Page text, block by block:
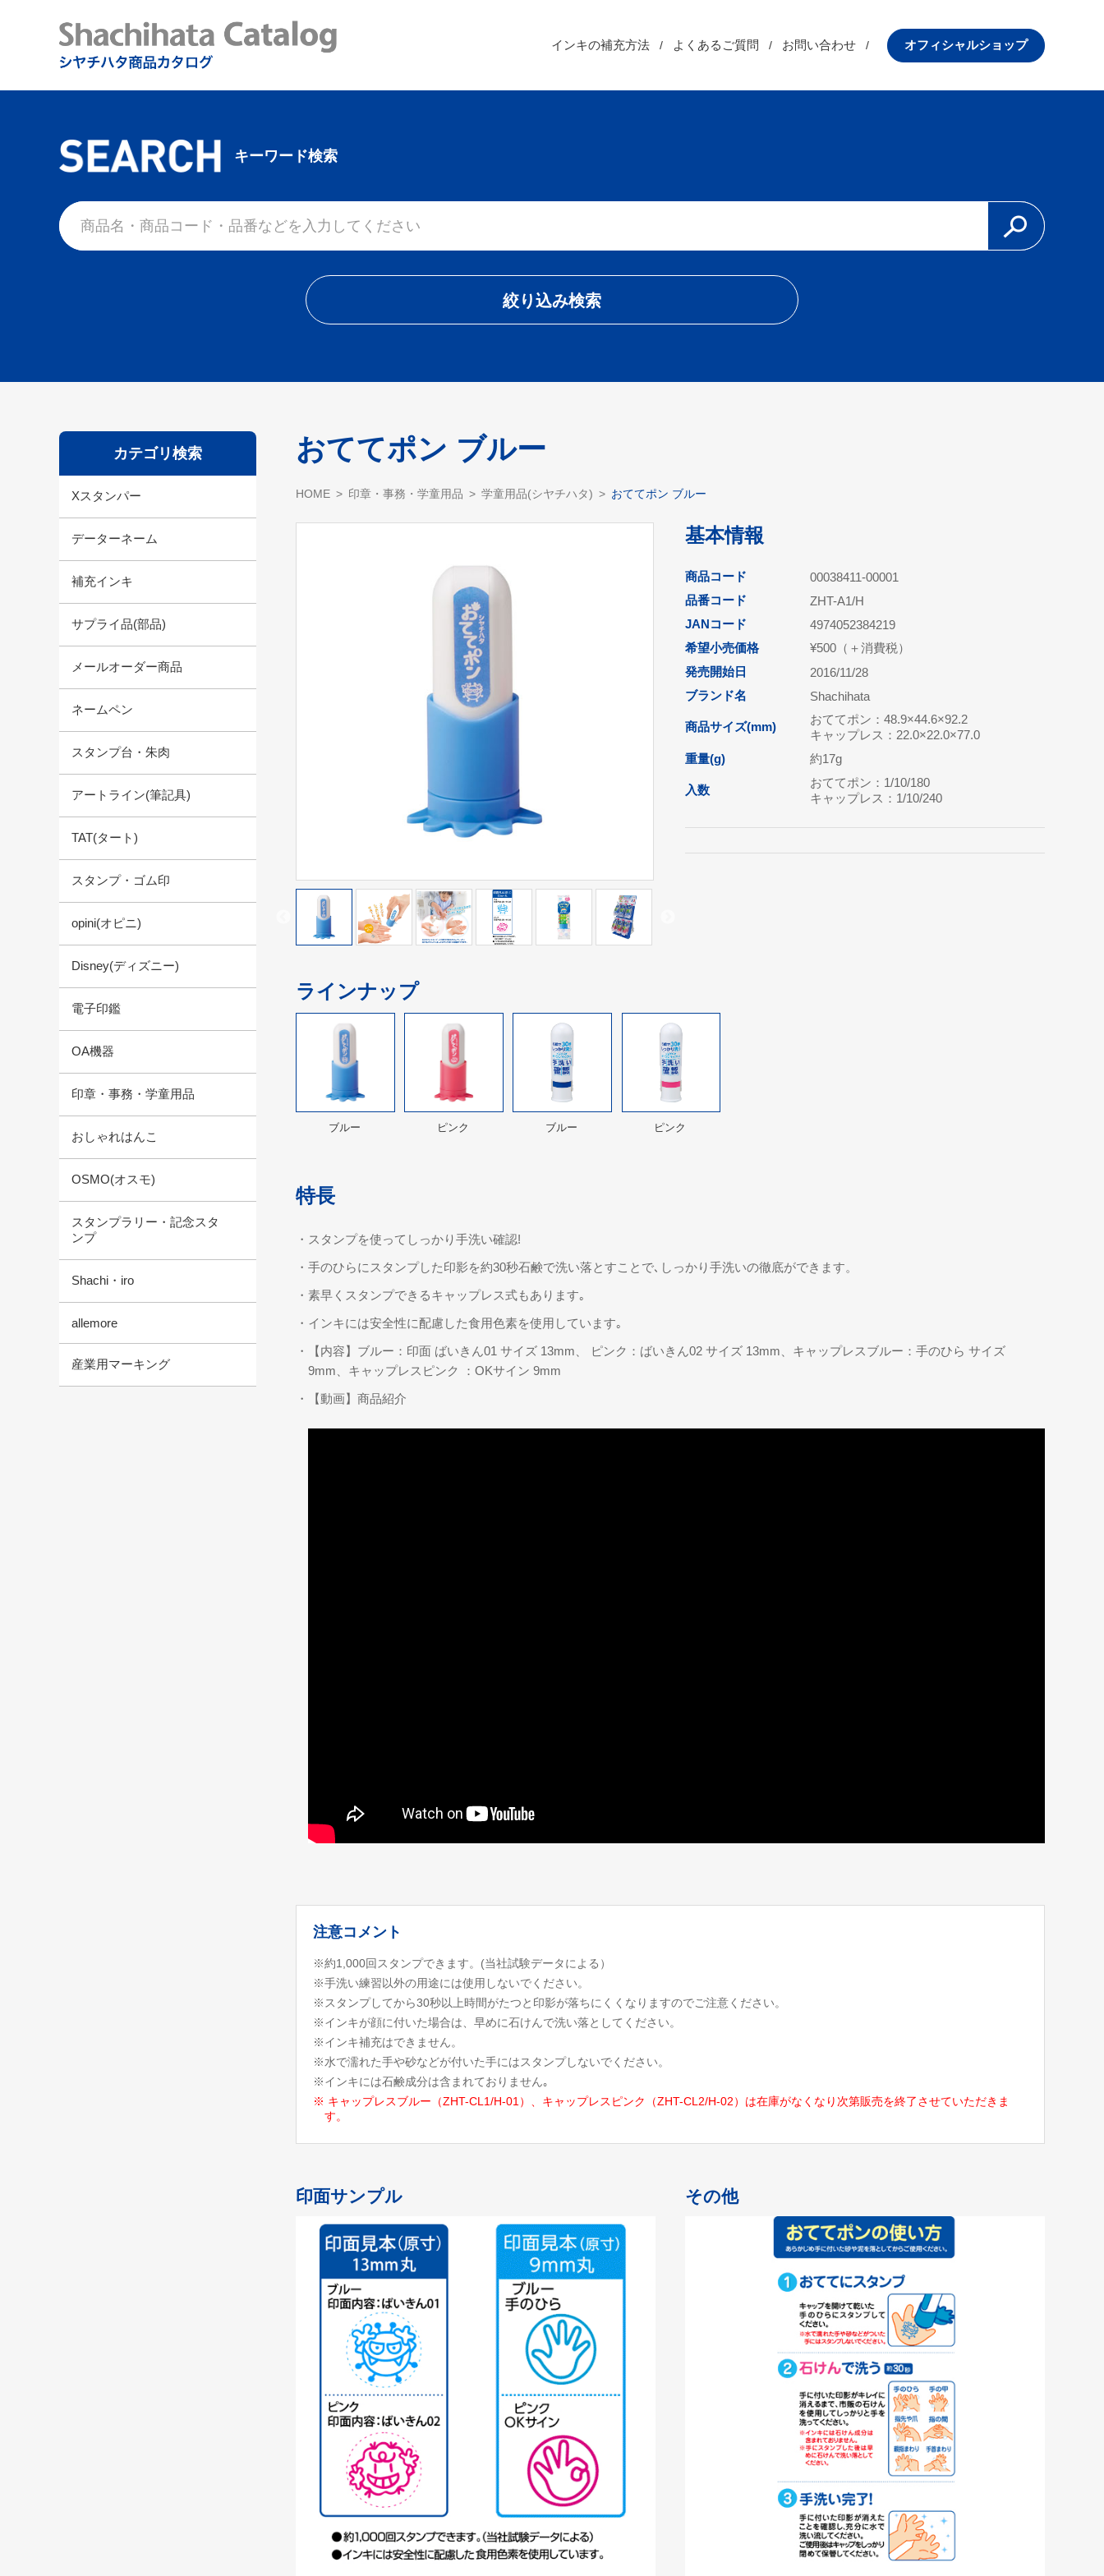
インキの補充方法 よくあるご質問 お問い合わせ オフィシャルショップ
キーワード検索
絞り込み検索
カテゴリ検索
Xスタンパー
データーネーム
補充インキ
サプライ品(部品)
メールオーダー商品
ネームペン
スタンプ台・朱肉
アートライン(筆記具)
TAT(タート)
スタンプ・ゴム印
opini(オピニ)
Disney(ディズニー)
電子印鑑
OA機器
印章・事務・学童用品
おしゃれはんこ
OSMO(オスモ)
スタンプラリー・記念スタ
ンプ
Shachi・iro
allemore
産業用マーキング
おててポン ブルー
HOME 印章・事務・学童用品 学童用品(シヤチハタ) おててポン ブルー
基本情報
商品コード
00038411-00001
品番コード
ZHT-A1/H
JANコード
4974052384219
希望小売価格
¥500（＋消費税）
発売開始日
2016/11/28
ブランド名
Shachihata
商品サイズ(mm)
おててポン：48.9×44.6×92.2
キャップレス：22.0×22.0×77.0
重量(g)
約17g
入数
おててポン：1/10/180
キャップレス：1/10/240
ラインナップ
ブルー ピンク ブルー ピンク
特長
・スタンプを使ってしっかり手洗い確認!
・手のひらにスタンプした印影を約30秒石鹸で洗い落とすことで､しっかり手洗いの徹底ができます。
・素早くスタンプできるキャップレス式もあります｡
・インキには安全性に配慮した食用色素を使用しています｡
・【内容】ブルー：印面 ばいきん01 サイズ 13mm、 ピンク：ばいきん02 サイズ 13mm、キャップレスブルー：手のひら サイズ
9mm、キャップレスピンク ：OKサイン 9mm
・【動画】商品紹介
注意コメント
※約1,000回スタンプできます。(当社試験データによる）
※手洗い練習以外の用途には使用しないでください。
※スタンプしてから30秒以上時間がたつと印影が落ちにくくなりますのでご注意ください。
※インキが顔に付いた場合は、早めに石けんで洗い落としてください。
※インキ補充はできません。
※水で濡れた手や砂などが付いた手にはスタンプしないでください。
※インキには石鹸成分は含まれておりません｡
※ キャップレスブルー（ZHT-CL1/H-01）、キャップレスピンク（ZHT-CL2/H-02）は在庫がなくなり次第販売を終了させていただきま
す。
印面サンプル その他